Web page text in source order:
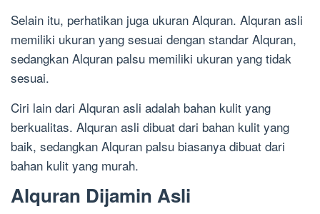
Selain itu, perhatikan juga ukuran Alquran. Alquran asli
memiliki ukuran yang sesuai dengan standar Alquran,
sedangkan Alquran palsu memiliki ukuran yang tidak
sesuai.
Ciri lain dari Alquran asli adalah bahan kulit yang
berkualitas. Alquran asli dibuat dari bahan kulit yang
baik, sedangkan Alquran palsu biasanya dibuat dari
bahan kulit yang murah.
Alquran Dijamin Asli